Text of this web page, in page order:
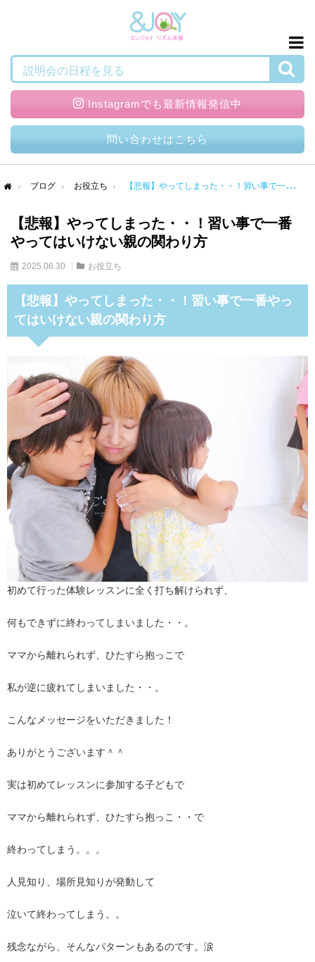
説明会の日程を見る
Instagramでも最新情報発信中
問い合わせはこちら
ブログ お役立ち 【悲報】やってしまった・・！習い事で一番やってはいけない親の関わり方
【悲報】やってしまった・・！習い事で一番
やってはいけない親の関わり方
2025.06.30 お役立ち
【悲報】やってしまった・・！習い事で一番やっ
てはいけない親の関わり方
初めて行った体験レッスンに全く打ち解けられず、
何もできずに終わってしまいました・・。
ママから離れられず、ひたすら抱っこで
私が逆に疲れてしまいました・・。
こんなメッセージをいただきました！
ありがとうございます＾＾
実は初めてレッスンに参加する子どもで
ママから離れられず、ひたすら抱っこ・・で
終わってしまう。。。
人見知り、場所見知りが発動して
泣いて終わってしまう。。
残念ながら、そんなパターンもあるのです。涙